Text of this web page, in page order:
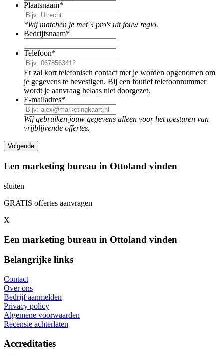
Plaatsnaam*
*Wij matchen je met 3 pro's uit jouw regio.
Bedrijfsnaam*
Telefoon*
Er zal kort telefonisch contact met je worden opgenomen om
je gegevens te bevestigen. Bij een foutief telefoonnummer
wordt je aanvraag helaas niet doorgezet.
E-mailadres*
Wij gebruiken jouw gegevens alleen voor het toesturen van
vrijblijvende offertes.
Een marketing bureau in Ottoland vinden
sluiten
GRATIS offertes aanvragen
X
Een marketing bureau in Ottoland vinden
Belangrijke links
Contact
Over ons
Bedrijf aanmelden
Privacy policy
Algemene voorwaarden
Recensie achterlaten
Accreditaties